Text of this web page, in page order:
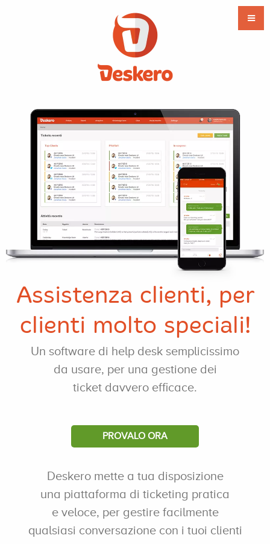
Assistenza clienti, per
clienti molto speciali!
Un software di help desk semplicissimo
da usare, per una gestione dei
ticket davvero efficace.
PROVALO ORA
Deskero mette a tua disposizione
una piattaforma di ticketing pratica
e veloce, per gestire facilmente
qualsiasi conversazione con i tuoi clienti